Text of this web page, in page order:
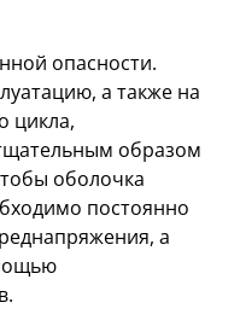
опасности.
а также на
цикла,
образом
оболочка
постоянно
а